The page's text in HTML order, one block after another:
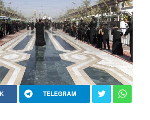
TELEGRAM